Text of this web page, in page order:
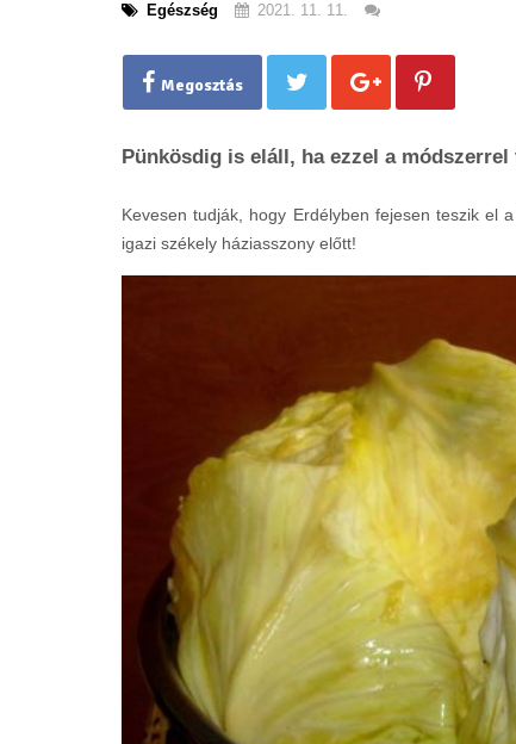
Egészség 2021. 11. 11.
Megosztás
Pünkösdig is eláll, ha ezzel a módszerrel
Kevesen tudják, hogy Erdélyben fejesen teszik el
igazi székely háziasszony előtt!